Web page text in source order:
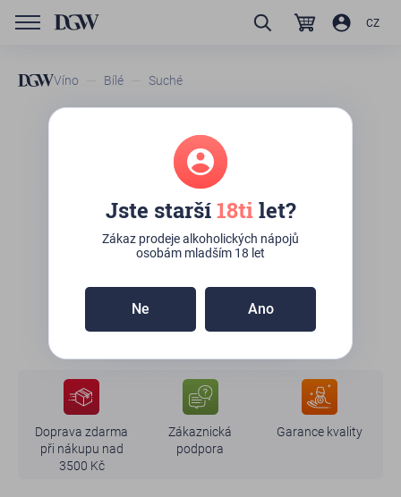
CZ
Víno Bílé Suché
GTIN/EAN 8400559409125
Avinyó Petillant Blanc (Vi
d'Agulla)
Zboží není skladem
280 Kč
Doprava zdarma
při nákupu nad
3500 Kč
Zákaznická
podpora
Garance kvality
Jste starší18tilet?
Zákaz prodeje alkoholických nápojů
osobám mladším 18 let
Ne Ano